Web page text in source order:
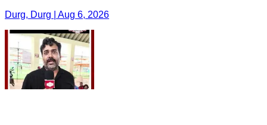
Durg, Durg | Aug 6, 2026